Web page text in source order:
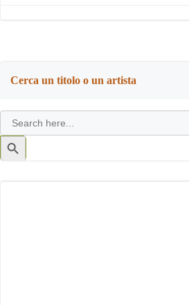
Cerca un titolo o un artista
Search
for:
Search
Button